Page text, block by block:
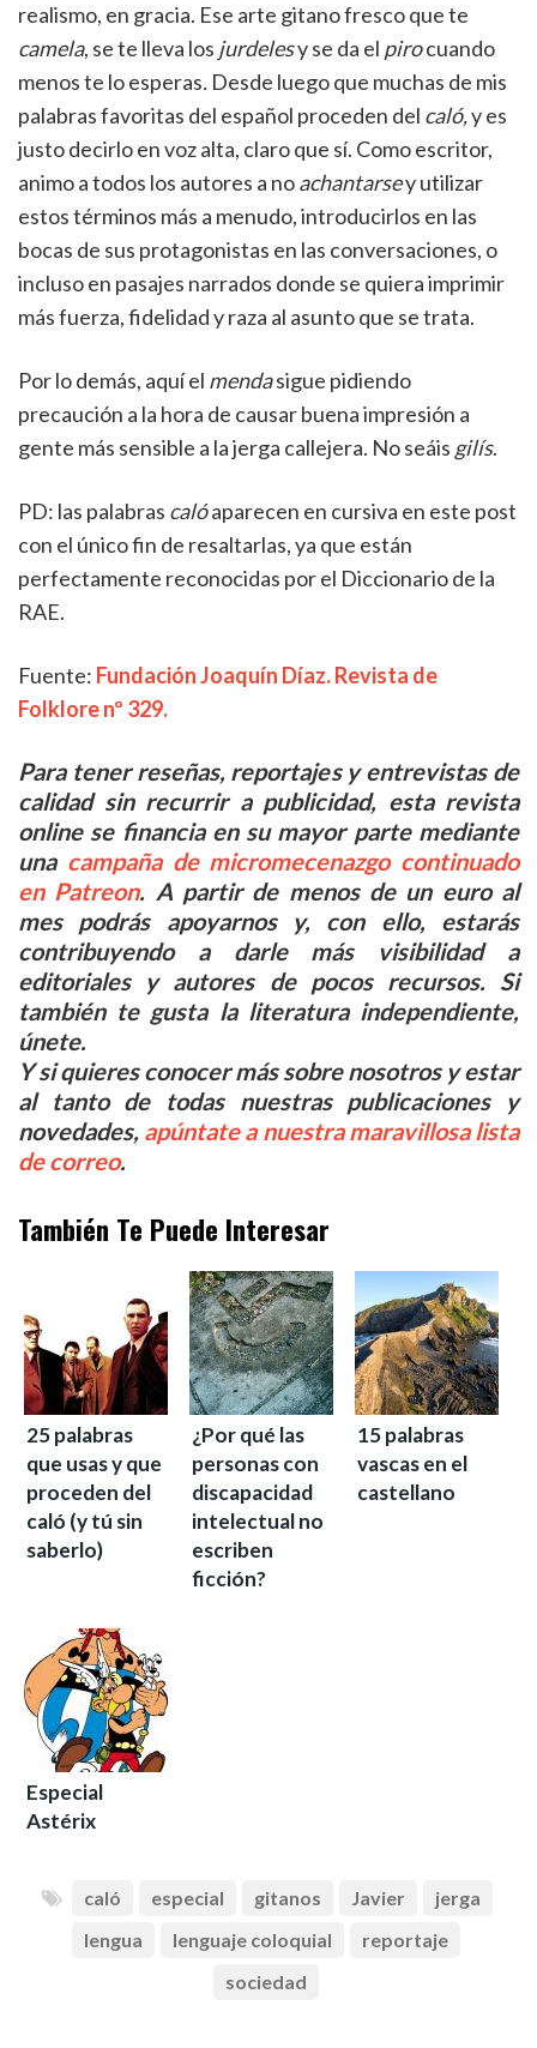
realismo, en gracia. Ese arte gitano fresco que te
camela, se te lleva los jurdelesy se da el pirocuando
menos te lo esperas. Desde luego que muchas de mis
palabras favoritas del español proceden del caló,y es
justo decirlo en voz alta, claro que sí. Como escritor,
animo a todos los autores a noachantarsey utilizar
estos términos más a menudo, introducirlos en las
bocas de sus protagonistas en las conversaciones, o
incluso en pasajes narrados donde se quiera imprimir
más fuerza, fidelidad y raza al asunto que se trata.
Por lo demás, aquí el mendasigue pidiendo
precaución a la hora de causar buena impresión a
gente más sensible a la jerga callejera. No seáis gilís.
PD: las palabras calóaparecen en cursiva en este post
con el único fin de resaltarlas, ya que están
perfectamente reconocidas por el Diccionario de la
RAE.
Fuente: Fundación Joaquín Díaz. Revista de
Folklore nº 329.
Para tener reseñas, reportajes y entrevistas de
calidad sin recurrir a publicidad, esta revista
online se financia en su mayor parte mediante
una campaña de micromecenazgo continuado
en Patreon. A partir de menos de un euro al
mes podrás apoyarnos y, con ello, estarás
contribuyendo a darle más visibilidad a
editoriales y autores de pocos recursos. Si
también te gusta la literatura independiente,
únete.
Y si quieres conocer más sobre nosotros y estar
al tanto de todas nuestras publicaciones y
novedades, apúntate a nuestra maravillosa lista
de correo.
También Te Puede Interesar
25 palabras
que usas y que
proceden del
caló (y tú sin
saberlo)
¿Por qué las
personas con
discapacidad
intelectual no
escriben
ficción?
15 palabras
vascas en el
castellano
Especial
Astérix
caló especial gitanos Javier
jerga
lengua
lenguaje coloquial
reportaje
sociedad